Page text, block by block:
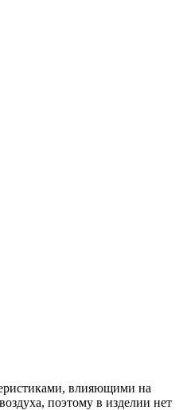
влияющими на
поэтому в изделии нет